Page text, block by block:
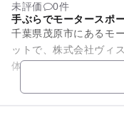
未評価
0件
手ぶらでモータースポ
千葉県茂原市にあるモ
ットで、株式会社ヴィ
体験講習会『キッズレ
ています。全てレンタ